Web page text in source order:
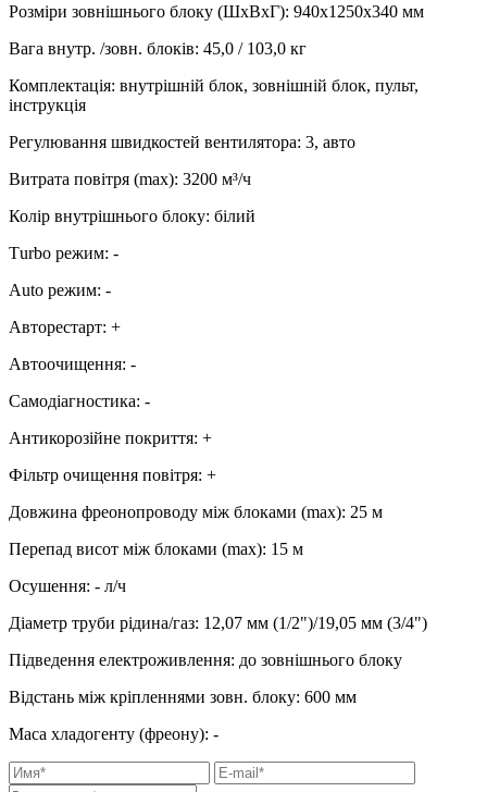
Розміри зовнішнього блоку (ШхВхГ): 940x1250x340 мм
Вага внутр. /зовн. блоків: 45,0 / 103,0 кг
Комплектація: внутрішній блок, зовнішній блок, пульт,
інструкція
Регулювання швидкостей вентилятора: 3, авто
Витрата повітря (max): 3200 м³/ч
Колір внутрішнього блоку: білий
Тurbo режим: -
Аuto режим: -
Авторестарт: +
Автоочищення: -
Самодіагностика: -
Антикорозійне покриття: +
Фільтр очищення повітря: +
Довжина фреонопроводу між блоками (max): 25 м
Перепад висот між блоками (max): 15 м
Осушення: - л/ч
Діаметр труби рідина/газ: 12,07 мм (1/2")/19,05 мм (3/4")
Підведення електроживлення: до зовнішнього блоку
Відстань між кріпленнями зовн. блоку: 600 мм
Маса хладогенту (фреону): -